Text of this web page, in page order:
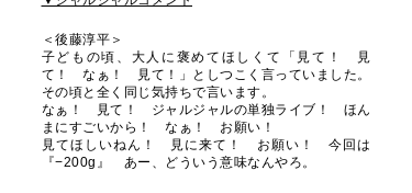
＜後藤淳平＞
子どもの頃、大人に褒めてほしくて「見て！ 見
て！ なぁ！ 見て！」としつこく言っていました。
その頃と全く同じ気持ちで言います。
なぁ！ 見て！ ジャルジャルの単独ライブ！ ほん
まにすごいから！ なぁ！ お願い！
見てほしいねん！ 見に来て！ お願い！ 今回は
『−200g』 あー、どういう意味なんやろ。